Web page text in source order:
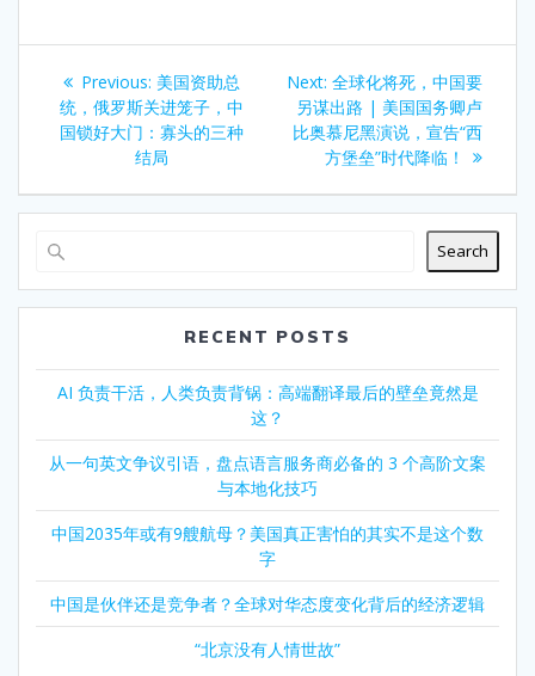
Post
navigation
Previous: Previous
post:
美国资助总
统，俄罗斯关进笼子，中
国锁好大门：寡头的三种
结局
Next: Next
post:
全球化将死，中国要
另谋出路 | 美国国务卿卢
比奥慕尼黑演说，宣告“西
方堡垒”时代降临！
Search
RECENT POSTS
AI 负责干活，人类负责背锅：高端翻译最后的壁垒竟然是
这？
从一句英文争议引语，盘点语言服务商必备的 3 个高阶文案
与本地化技巧
中国2035年或有9艘航母？美国真正害怕的其实不是这个数
字
中国是伙伴还是竞争者？全球对华态度变化背后的经济逻辑
“北京没有人情世故”